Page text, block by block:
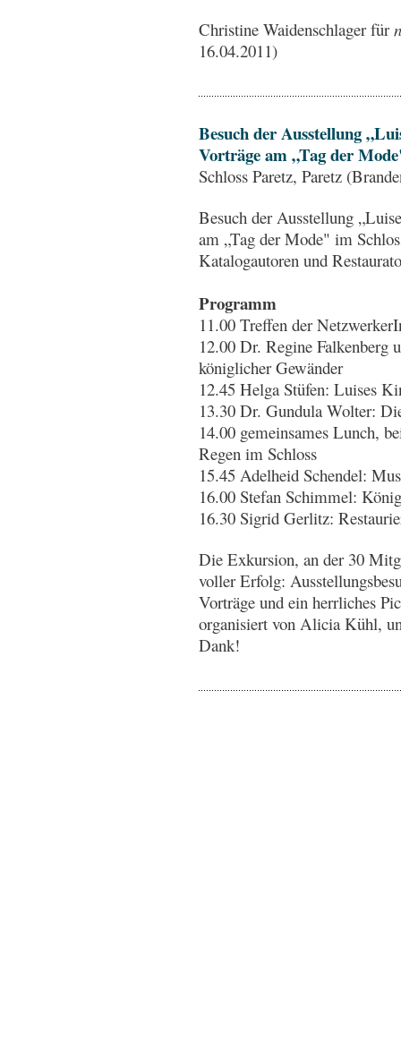
Christine Waidenschlager für
16.04.2011)
Besuch der Ausstellung
Vorträge am „Tag der
Schloss Paretz, Paretz
Besuch der Ausstellung
am „Tag der Mode" im
Katalogautoren und
Programm
11.00 Treffen der
12.00 Dr. Regine Falkenberg
königlicher Gewänder
12.45 Helga Stüfen: Luises
13.30 Dr. Gundula Wolter:
14.00 gemeinsames Lunch,
Regen im Schloss
15.45 Adelheid Schendel:
16.00 Stefan Schimmel:
16.30 Sigrid Gerlitz:
Die Exkursion, an der 30
voller Erfolg:
Vorträge und ein herrliches
organisiert von Alicia Kühl,
Dank!